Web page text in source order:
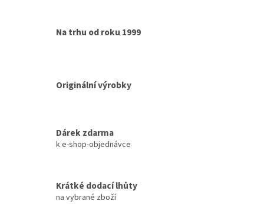
Na trhu od roku 1999
Originální výrobky
Dárek zdarma
k e-shop-objednávce
Krátké dodací lhůty
na vybrané zboží